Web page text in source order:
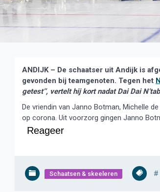
ANDIJK – De schaatser uit Andijk is
gevonden bij teamgenoten. Tegen het
getest’’, vertelt hij kort nadat Dai Dai
De vriendin van Janno Botman, Michelle
op corona. Uit voorzorg gingen Janno
Reageer
Schaatsen & skeeleren